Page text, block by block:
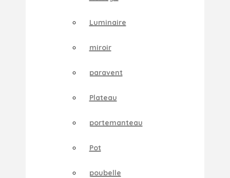
Luminaire
miroir
paravent
Plateau
portemanteau
Pot
poubelle